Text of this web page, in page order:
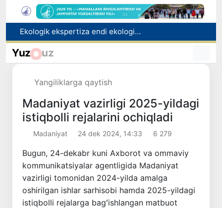
Dam olish kunlari Oʻzbekistonda havo 42 darajagacha isiydi
Oltoy Respublikasidan O‘zbekistonga 30 ming boshga yaqin qoramol yetkazib berildi
Yuz uz
Yangiliklarga qaytish
Madaniyat vazirligi 2025-yildagi
istiqbolli rejalarini ochiqladi
Madaniyat 24 dek 2024, 14:33 6 279
Bugun, 24-dekabr kuni Axborot va ommaviy
kommunikatsiyalar agentligida Madaniyat
vazirligi tomonidan 2024-yilda amalga
oshirilgan ishlar sarhisobi hamda 2025-yildagi
istiqbolli rejalarga bagʻishlangan matbuot